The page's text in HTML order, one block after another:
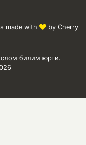
made with by Cherry
билим юрти.